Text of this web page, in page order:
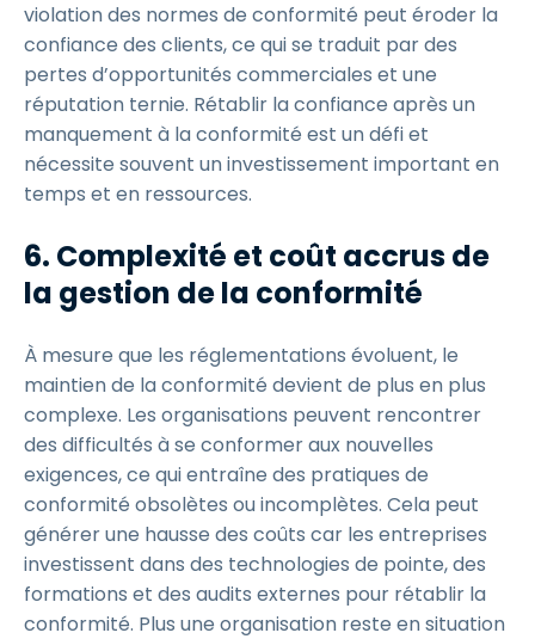
violation des normes de conformité peut éroder la
confiance des clients, ce qui se traduit par des
pertes d’opportunités commerciales et une
réputation ternie. Rétablir la confiance après un
manquement à la conformité est un défi et
nécessite souvent un investissement important en
temps et en ressources.
6. Complexité et coût accrus de
la gestion de la conformité
À mesure que les réglementations évoluent, le
maintien de la conformité devient de plus en plus
complexe. Les organisations peuvent rencontrer
des difficultés à se conformer aux nouvelles
exigences, ce qui entraîne des pratiques de
conformité obsolètes ou incomplètes. Cela peut
générer une hausse des coûts car les entreprises
investissent dans des technologies de pointe, des
formations et des audits externes pour rétablir la
conformité. Plus une organisation reste en situation